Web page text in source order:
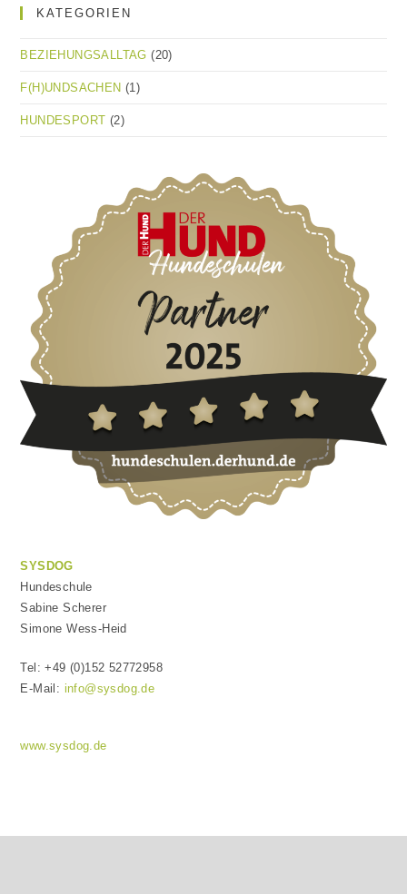
KATEGORIEN
BEZIEHUNGSALLTAG (20)
F(H)UNDSACHEN (1)
HUNDESPORT (2)
SYSDOG
Hundeschule
Sabine Scherer
Simone Wess-Heid
Tel: +49 (0)152 52772958
E-Mail: info@sysdog.de
www.sysdog.de